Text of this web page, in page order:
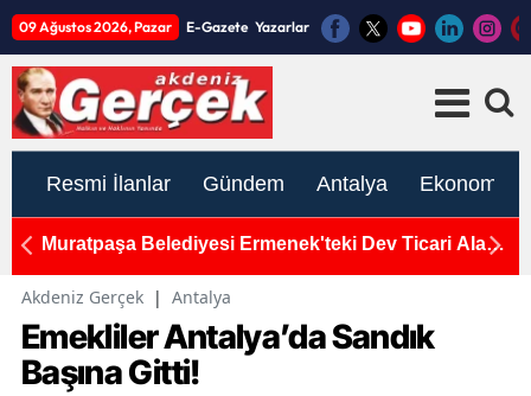
09 Ağustos 2026, Pazar E-Gazete Yazarlar
Resmi İlanlar Gündem Antalya Ekonomi
Muratpaşa Belediyesi Ermenek'teki Dev Ticari Alanı
Akdeniz Gerçek | Antalya
Emekliler Antalya’da Sandık
Başına Gitti!